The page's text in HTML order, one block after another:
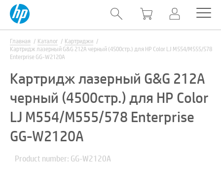
Главная Каталог
Картриджи
Картридж лазерный G&G 212A черный (4500стр.) для HP Color LJ M554/M555/578
Enterprise GG-W2120A
Картридж лазерный G&G 212A
черный (4500стр.) для HP Color
LJ M554/M555/578 Enterprise
GG-W2120A
Product number: GG-W2120A